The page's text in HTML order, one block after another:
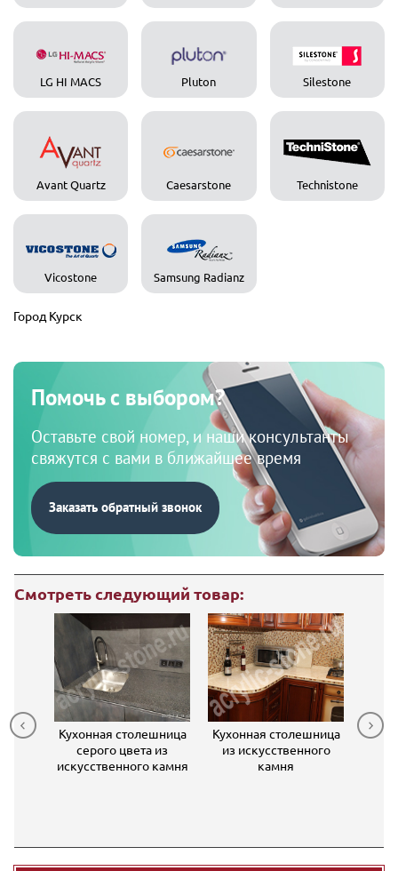
LG HI MACS Pluton Silestone
Avant Quartz Caesarstone Technistone
Vicostone Samsung Radianz
Город Курск
Помочь с выбором?
Оставьте свой номер, и наши консультанты
свяжутся с вами в ближайшее время
Заказать обратный звонок
Смотреть следующий товар:
Кухонная столешница
серого цвета из
искусственного камня
Кухонная столешница
из искусственного
камня